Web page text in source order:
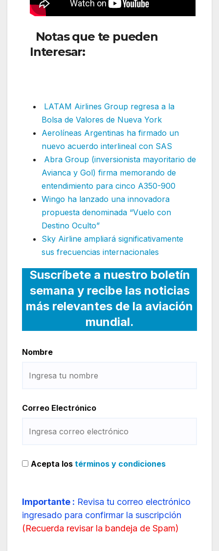
Notas que te pueden
Interesar:
LATAM Airlines Group regresa a la
Bolsa de Valores de Nueva York
Aerolíneas Argentinas ha firmado un
nuevo acuerdo interlineal con SAS
Abra Group (inversionista mayoritario de
Avianca y Gol) firma memorando de
entendimiento para cinco A350-900
Wingo ha lanzado una innovadora
propuesta denominada “Vuelo con
Destino Oculto”
Sky Airline ampliará significativamente
sus frecuencias internacionales
Suscríbete a nuestro boletín
semana y recibe las noticias
más relevantes de la aviación
mundial.
Nombre
Correo Electrónico
Acepta los términos y condiciones
Importante : Revisa tu correo electrónico
ingresado para confirmar la suscripción
(Recuerda revisar la bandeja de Spam)